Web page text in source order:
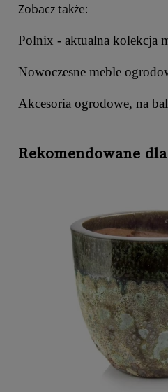
Zobacz także:
Polnix - aktualna kolekcja
Nowoczesne meble
Akcesoria ogrodowe, na
Rekomendowane